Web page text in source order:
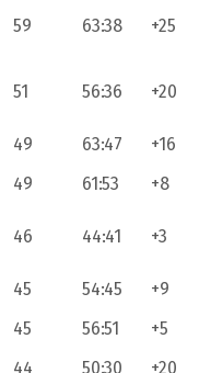
59 63:38 +25
51 56:36 +20
49 63:47
+16
49 61:53 +8
46 44:41 +3
45 54:45
+9
45 56:51
+5
44 50:30
+20